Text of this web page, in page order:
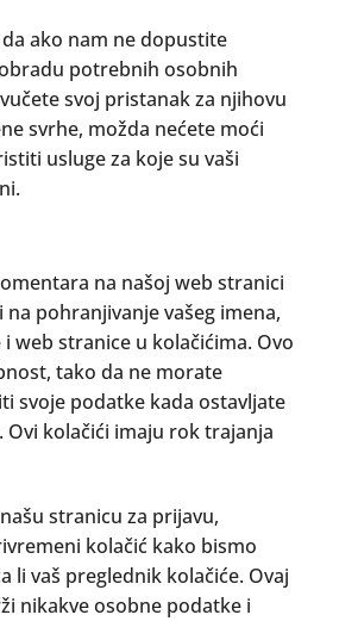
ako nam ne dopustite
potrebnih osobnih
svoj pristanak za njihovu
svrhe, možda nećete moći
usluge za koje su vaši
na našoj web stranici
pohranjivanje vašeg imena,
web stranice u kolačićima. Ovo
tako da ne morate
svoje podatke kada ostavljate
Ovi kolačići imaju rok trajanja
stranicu za prijavu,
kolačić kako bismo
li vaš preglednik kolačiće. Ovaj
nikakve osobne podatke i